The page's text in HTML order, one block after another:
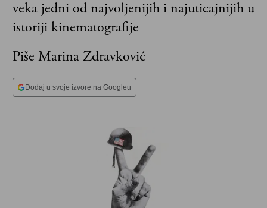
veka jedni od najvoljenijih i najuticajnijih u
istoriji kinematografije
Piše Marina Zdravković
Dodaj u svoje izvore na Googleu